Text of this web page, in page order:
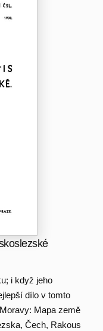
i když jeho
dílo v tomto
Mapa země
Čech, Rakous